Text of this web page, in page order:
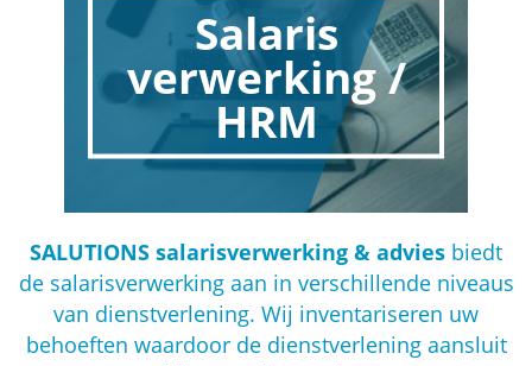
Salaris
verwerking /
HRM
SALUTIONS salarisverwerking & advies biedt
de salarisverwerking aan in verschillende niveaus
van dienstverlening. Wij inventariseren uw
behoeften waardoor de dienstverlening aansluit